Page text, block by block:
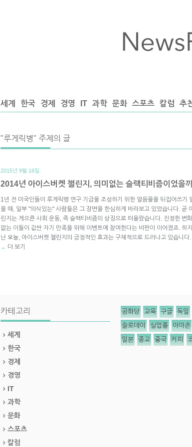
세계 한국 경제 경영 IT 과학 문화 스포츠 칼럼 추
"루게릭병" 주제의 글
2015년 9월 16일.
2014년 아이스버켓 챌린지, 의미없는 슬랙티비즘이었을
1년 전 미국인들이 루게릭병 연구 기금을 조성하기 위한 얼음물을 뒤집어쓰기
을 때, 일부 "의식있는" 사람들은 그 장면을 한심하게 바라보고 있었습니다. 곧
린지는 게으른 사회 운동, 즉 슬랙티비즘의 상징으로 떠올랐습니다. 진정한 변
없는 이들이 값싼 자기 만족을 위해 이벤트에 참여한다는 비판이 이어졌죠. 하
난 오늘, 아이스버켓 챌린지의 긍정적인 효과는 구체적으로 드러나고 있습니다.
→ 더 보기
카테고리
세계
한국
경제
경영
IT
과학
문화
스포츠
칼럼
공화당 교육 구글 독일
슬로데이 실업률 아마존
일본 종교 중국 커피